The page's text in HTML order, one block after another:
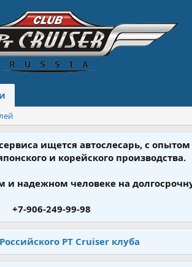
ищется автослесарь, с
и корейского производства.
и надежном человеке на
+7-906-249-99-98
PT Cruiser клуба